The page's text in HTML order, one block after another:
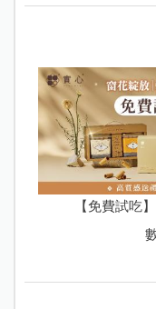
【免費試吃